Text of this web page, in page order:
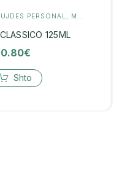
PERSONAL MANIKYR
125ML
0.80€
Shto